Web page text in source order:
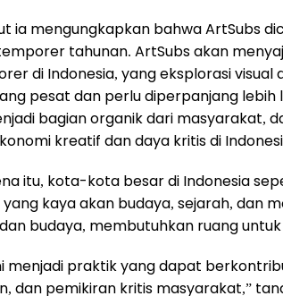
ia mengungkapkan bahwa ArtSubs
tahunan. ArtSubs akan
di Indonesia, yang eksplorasi
pesat dan perlu diperpanjang lebih
bagian organik dari masyarakat,
kreatif dan daya kritis di
itu, kota-kota besar di Indonesia
yang kaya akan budaya, sejarah, dan
budaya, membutuhkan ruang
menjadi praktik yang dapat
dan pemikiran kritis masyarakat,”